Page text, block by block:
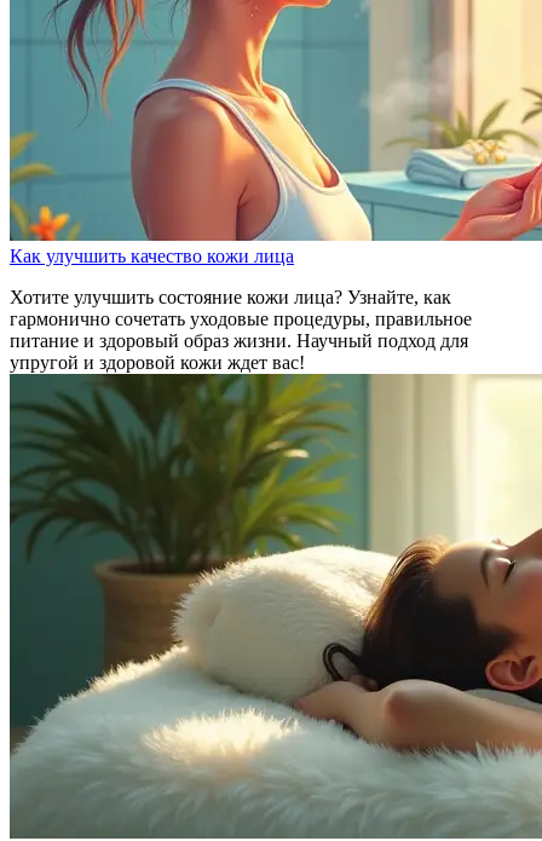
Как улучшить качество кожи лица
Хотите улучшить состояние кожи лица? Узнайте, как
гармонично сочетать уходовые процедуры, правильное
питание и здоровый образ жизни. Научный подход для
упругой и здоровой кожи ждет вас!